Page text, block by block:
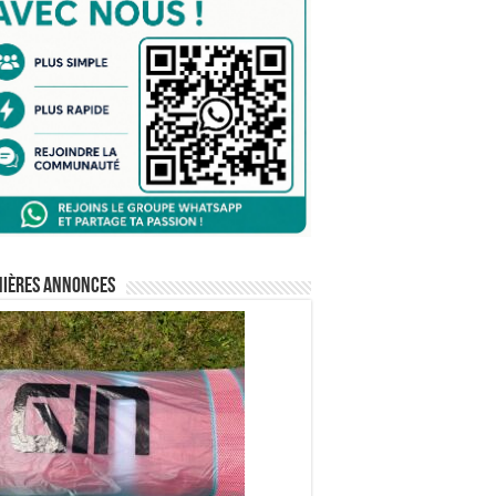
annonces